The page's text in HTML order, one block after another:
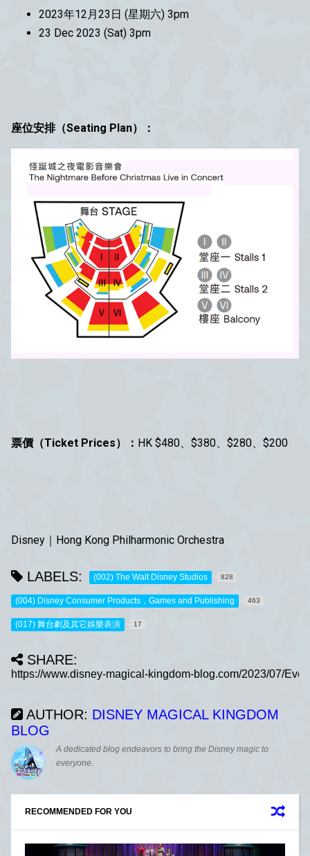
2023年12月23日 (星期六) 3pm
23 Dec 2023 (Sat) 3pm
座位安排（Seating Plan）：
票價（Ticket Prices）： HK $480、$380、$280、$200
Disney｜Hong Kong Philharmonic Orchestra
LABELS: (002) The Walt Disney Studios 828
(004) Disney Consumer Products，Games and Publishing 463
(017) 舞台劇及其它娛樂表演 17
SHARE:
AUTHOR: DISNEY MAGICAL KINGDOM
BLOG
A dedicated blog endeavors to bring the Disney magic to
everyone.
RECOMMENDED FOR YOU